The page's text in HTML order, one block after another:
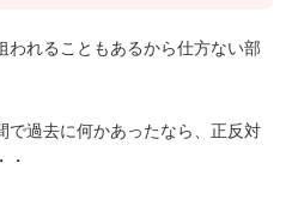
われることもあるから仕方ない部
で過去に何かあったなら、正反対
・